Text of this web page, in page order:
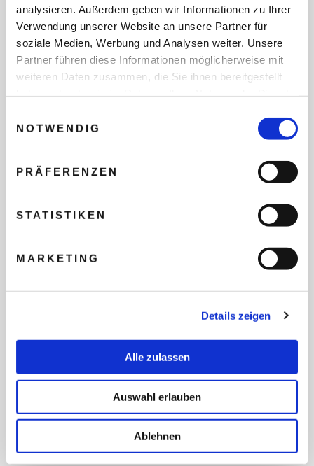
analysieren. Außerdem geben wir Informationen zu Ihrer
Verwendung unserer Website an unsere Partner für
soziale Medien, Werbung und Analysen weiter. Unsere
Partner führen diese Informationen möglicherweise mit
weiteren Daten zusammen, die Sie ihnen bereitgestellt
NOTWENDIG
PRÄFERENZEN
STATISTIKEN
MARKETING
Details zeigen
Alle zulassen
Auswahl erlauben
Ablehnen
ANZAHL ERWACHSENE
ANZAHL KINDER
TEILNEHMER
FRAGEN UND WÜNSCHE